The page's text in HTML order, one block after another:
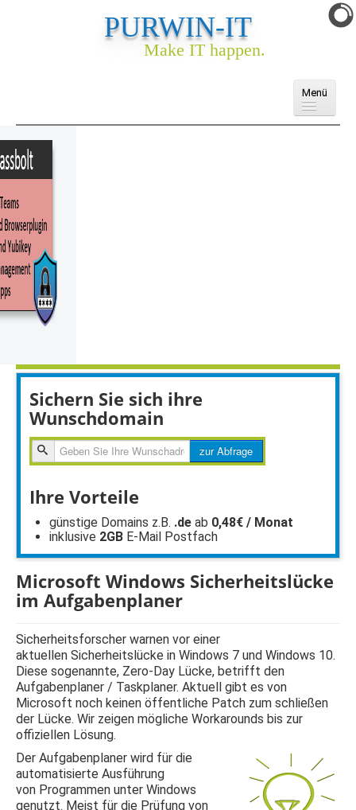
PURWIN-IT
Make IT happen.
Menü
Domains
E-Mail
Webhosting
Webseite & Webshop
Ankauf
Sichern Sie sich ihre
Wunschdomain
zur
Abfragen
zur Abfrage
Ihre Vorteile
günstige Domains z.B. .de ab 0,48€ / Monat
inklusive 2GB E-Mail Postfach
Microsoft Windows Sicherheitslücke
im Aufgabenplaner
Sicherheitsforscher warnen vor einer
aktuellen Sicherheitslücke in Windows 7 und Windows 10.
Diese sogenannte, Zero-Day Lücke, betrifft den
Aufgabenplaner / Taskplaner. Aktuell gibt es von
Microsoft noch keinen öffentliche Patch zum schließen
der Lücke. Wir zeigen mögliche Workarounds bis zur
offiziellen Lösung.
Der Aufgabenplaner wird für die
automatisierte Ausführung
von Programmen unter Windows
genutzt. Meist für die Prüfung von